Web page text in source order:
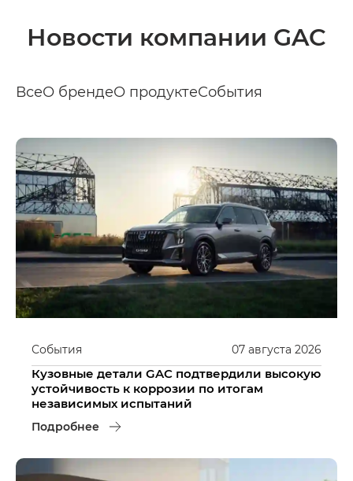
Новости компании GAC
ВсеО брендеО продуктеСобытия
07 августа 2026
События
Кузовные детали GAC подтвердили высокую
устойчивость к коррозии по итогам
независимых испытаний
Подробнее